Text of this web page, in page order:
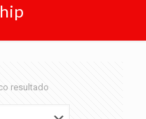
resultado